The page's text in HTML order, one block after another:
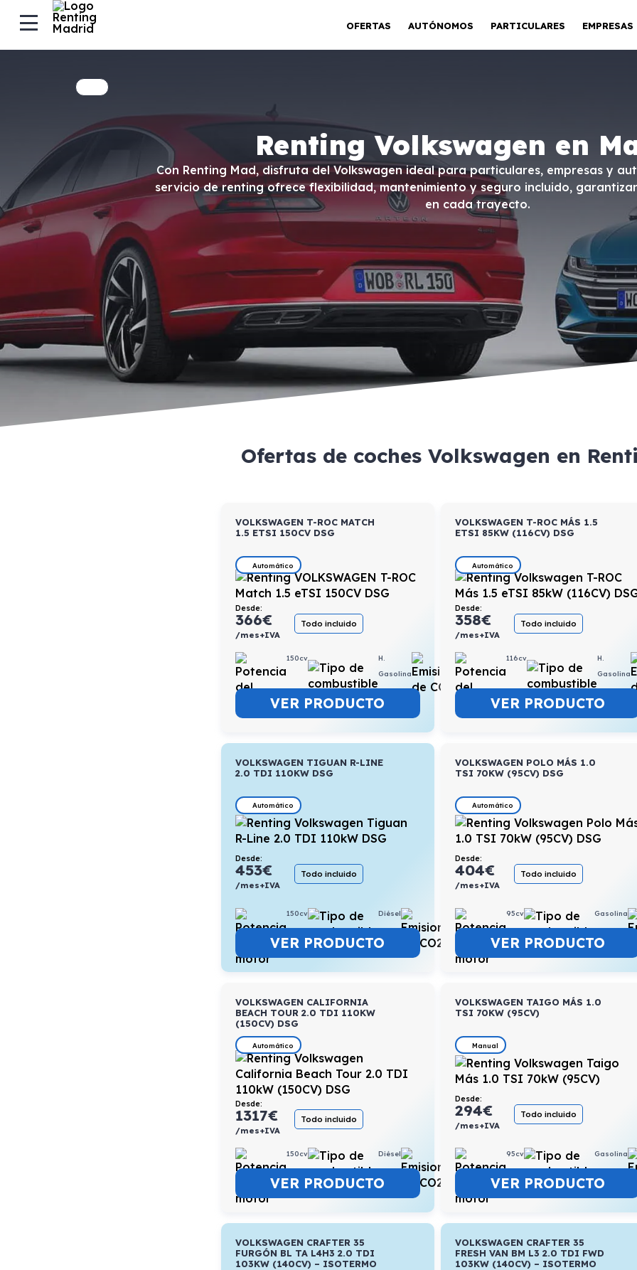
OFERTAS AUTÓNOMOS PARTICULARES EMPRESAS
Renting Volkswagen en
Con Renting Mad, disfruta del Volkswagen ideal para particulares, empresas y
servicio de renting ofrece flexibilidad, mantenimiento y seguro incluido,
en cada trayecto.
Ofertas de coches Volkswagen en
VOLKSWAGEN T-ROC MATCH
1.5 ETSI 150CV DSG
Automático
Desde:
366€
/mes+IVA
Todo incluido
150cv
H.
Gasolina
5,6l/100km
VER PRODUCTO
VOLKSWAGEN T-ROC MÁS 1.5
ETSI 85KW (116CV) DSG
Automático
Desde:
358€
/mes+IVA
Todo incluido
116cv
H.
Gasolina
VER PRODUCTO
VOLKSWAGEN TIGUAN R-LINE
2.0 TDI 110KW DSG
Automático
Desde:
453€
/mes+IVA
Todo incluido
150cv Diésel 5,5l/100km
VER PRODUCTO
VOLKSWAGEN POLO MÁS 1.0
TSI 70KW (95CV) DSG
Automático
Desde:
404€
/mes+IVA
Todo incluido
95cv Gasolina
VER PRODUCTO
VOLKSWAGEN CALIFORNIA
BEACH TOUR 2.0 TDI 110KW
(150CV) DSG
Automático
Desde:
1317€
/mes+IVA
Todo incluido
150cv Diésel 6,6l/100km
VER PRODUCTO
VOLKSWAGEN TAIGO MÁS 1.0
TSI 70KW (95CV)
Manual
Desde:
294€
/mes+IVA
Todo incluido
95cv Gasolina
VER PRODUCTO
VOLKSWAGEN CRAFTER 35
FURGÓN BL TA L4H3 2.0 TDI
103KW (140CV) – ISOTERMO
VOLKSWAGEN CRAFTER 35
FRESH VAN BM L3 2.0 TDI FWD
103KW (140CV) – ISOTERMO